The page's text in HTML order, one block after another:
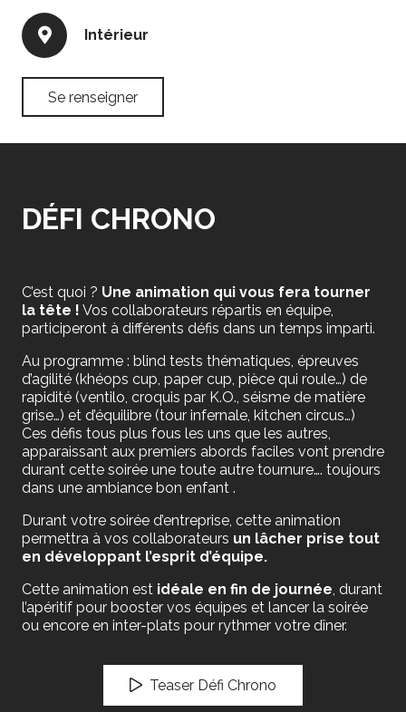
Intérieur
Se renseigner
DÉFI CHRONO
C’est quoi ? Une animation qui vous fera tourner
la tête ! Vos collaborateurs répartis en équipe,
participeront à différents défis dans un temps imparti.
Au programme : blind tests thématiques, épreuves
d’agilité (khéops cup, paper cup, pièce qui roule…) de
rapidité (ventilo, croquis par K.O., séisme de matière
grise…) et d’équilibre (tour infernale, kitchen circus…)
Ces défis tous plus fous les uns que les autres,
apparaissant aux premiers abords faciles vont prendre
durant cette soirée une toute autre tournure…. toujours
dans une ambiance bon enfant .
Durant votre soirée d’entreprise, cette animation
permettra à vos collaborateurs un lâcher prise tout
en développant l’esprit d’équipe.
Cette animation est idéale en fin de journée , durant
l’apéritif pour booster vos équipes et lancer la soirée
ou encore en inter-plats pour rythmer votre dîner.
Teaser Défi Chrono